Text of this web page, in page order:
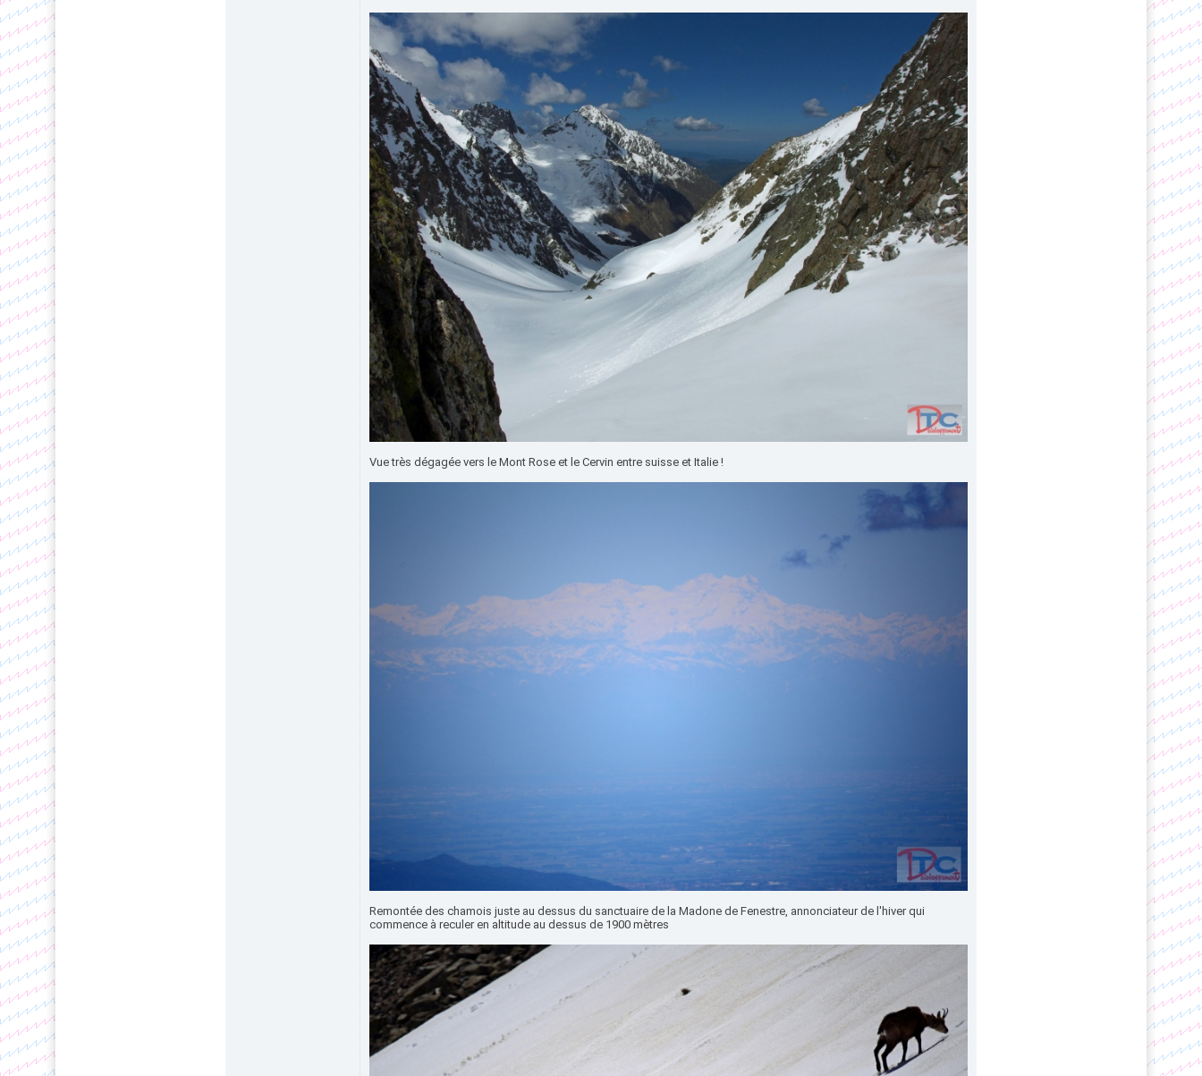
Vue très dégagée vers le Mont Rose et le Cervin entre suisse et Italie !
Remontée des chamois juste au dessus du sanctuaire de la Madone de Fenestre, annonciateur de l'hiver qui
commence à reculer en altitude au dessus de 1900 mètres